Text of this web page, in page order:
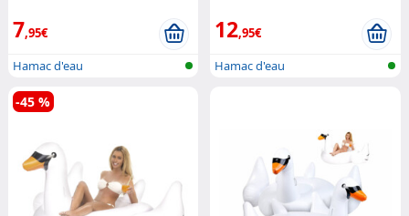
7,95€
Hamac d'eau
12,95€
Hamac d'eau
-45 %